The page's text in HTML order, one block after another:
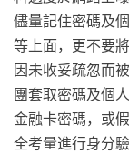
儘量記住密碼及
等上面，更不要
因未收妥疏忽而
團套取密碼及個
金融卡密碼，或
全考量進行身分